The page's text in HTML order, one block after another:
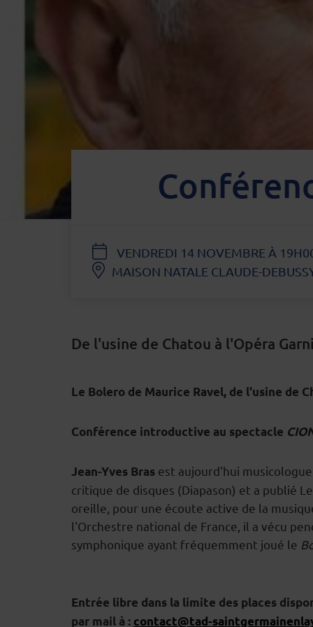
DATEVENDREDI 14 NOVEMBRE À
MAISON NATALE CLAUDE-
De l'usine de Chatou à l'Opéra
DESCRIPTION
Le Bolero de Maurice Ravel, de l'usine de
Conférence introductive au spectacle
Jean-Yves Bras est aujourd'hui
critique de disques (Diapason) et a publié
oreille, pour une écoute active de la
l'Orchestre national de France, il a vécu
symphonique ayant fréquemment joué le
Entrée libre dans la limite des places
par mail à : contact@tad-